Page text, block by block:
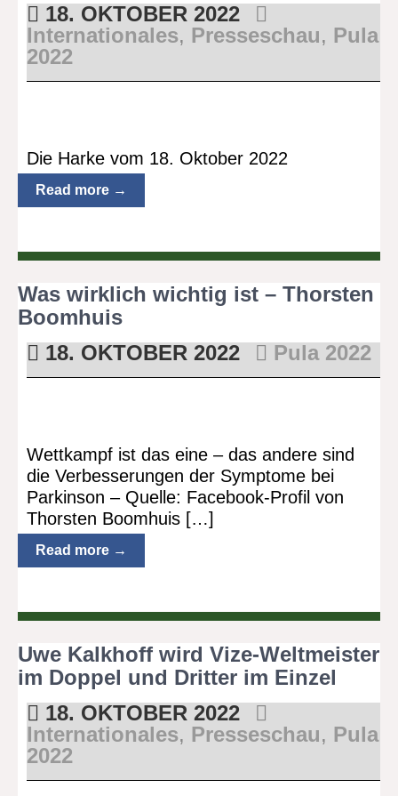
18. OKTOBER 2022
Internationales, Presseschau, Pula
2022
Die Harke vom 18. Oktober 2022
Read more →
Was wirklich wichtig ist – Thorsten
Boomhuis
18. OKTOBER 2022
Pula 2022
Wettkampf ist das eine – das andere sind
die Verbesserungen der Symptome bei
Parkinson – Quelle: Facebook-Profil von
Thorsten Boomhuis […]
Read more →
Uwe Kalkhoff wird Vize-Weltmeister
im Doppel und Dritter im Einzel
18. OKTOBER 2022
Internationales, Presseschau, Pula
2022